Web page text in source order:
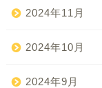
2024年11月
2024年10月
2024年9月